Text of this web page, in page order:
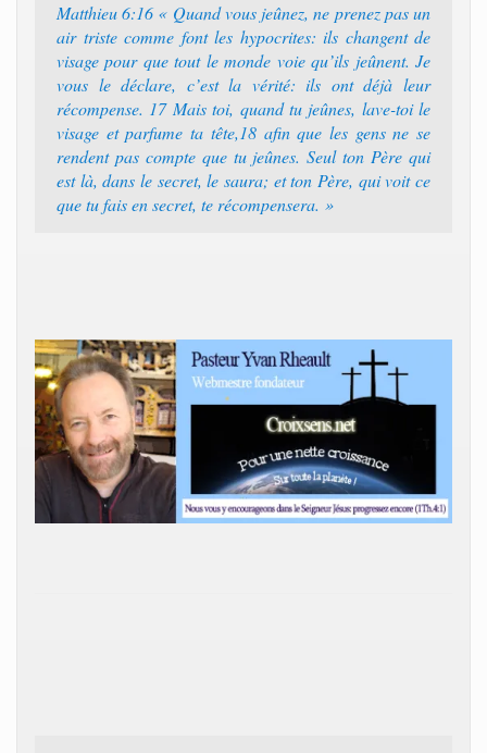
Matthieu 6:16 « Quand vous jeûnez, ne prenez pas un
air triste comme font les hypocrites: ils changent de
visage pour que tout le monde voie qu’ils jeûnent. Je
vous le déclare, c’est la vérité: ils ont déjà leur
récompense. 17 Mais toi, quand tu jeûnes, lave-toi le
visage et parfume ta tête,18 afin que les gens ne se
rendent pas compte que tu jeûnes. Seul ton Père qui
est là, dans le secret, le saura; et ton Père, qui voit ce
que tu fais en secret, te récompensera. »